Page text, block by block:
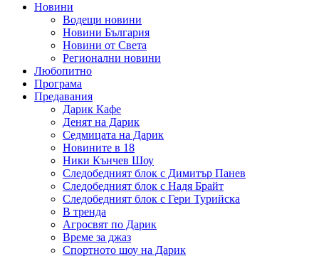
Новини
Водещи новини
Новини България
Новини от Света
Регионални новини
Любопитно
Програма
Предавания
Дарик Кафе
Денят на Дарик
Седмицата на Дарик
Новините в 18
Ники Кънчев Шоу
Следобедният блок с Димитър Панев
Следобедният блок с Надя Брайт
Следобедният блок с Гери Турийска
В тренда
Агросвят по Дарик
Време за джаз
Спортното шоу на Дарик